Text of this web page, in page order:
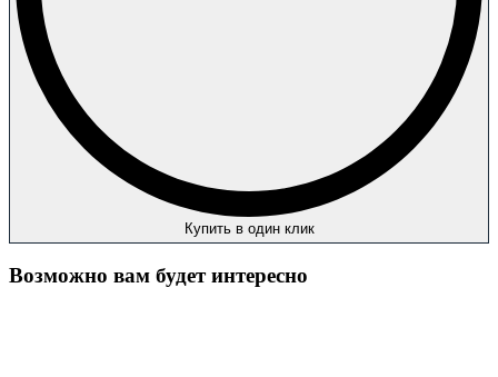
Купить в один клик
Возможно вам будет интересно